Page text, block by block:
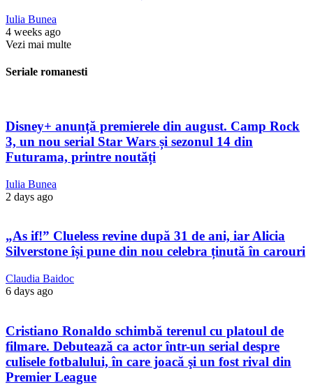
Iulia Bunea
4 weeks ago
Vezi mai multe
Seriale romanesti
Disney+ anunță premierele din august. Camp Rock
3, un nou serial Star Wars și sezonul 14 din
Futurama, printre noutăți
Iulia Bunea
2 days ago
„As if!” Clueless revine după 31 de ani, iar Alicia
Silverstone își pune din nou celebra ținută în carouri
Claudia Baidoc
6 days ago
Cristiano Ronaldo schimbă terenul cu platoul de
filmare. Debutează ca actor într-un serial despre
culisele fotbalului, în care joacă şi un fost rival din
Premier League